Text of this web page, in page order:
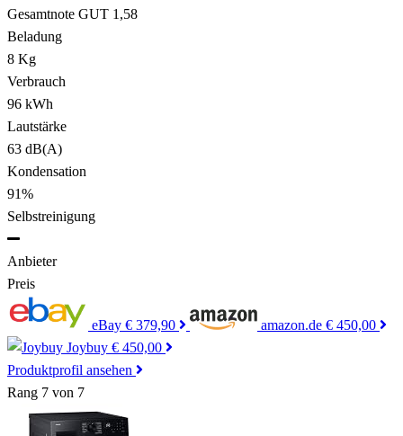
Gesamtnote GUT 1,58
Beladung
8 Kg
Verbrauch
96 kWh
Lautstärke
63 dB(A)
Kondensation
91%
Selbstreinigung
Anbieter
Preis
eBay € 379,90 amazon.de € 450,00
Joybuy € 450,00
Produktprofil ansehen
Rang 7 von 7